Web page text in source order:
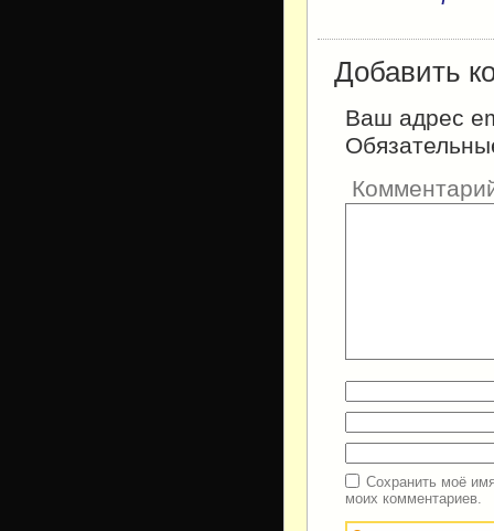
Добавить
Ваш адрес
Сохранить моё
моих комментариев.